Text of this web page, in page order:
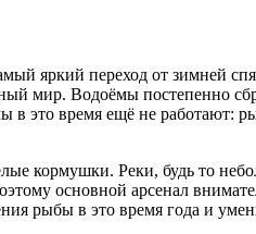
яркий переход от зимней
мир. Водоёмы постепенно
это время ещё не работают:
кормушки. Реки, будь то
основной арсенал
рыбы в это время года и